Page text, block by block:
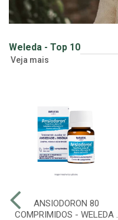
Weleda - Top 10
Veja mais
ANSIODORON 80
COMPRIMIDOS - WELEDA .